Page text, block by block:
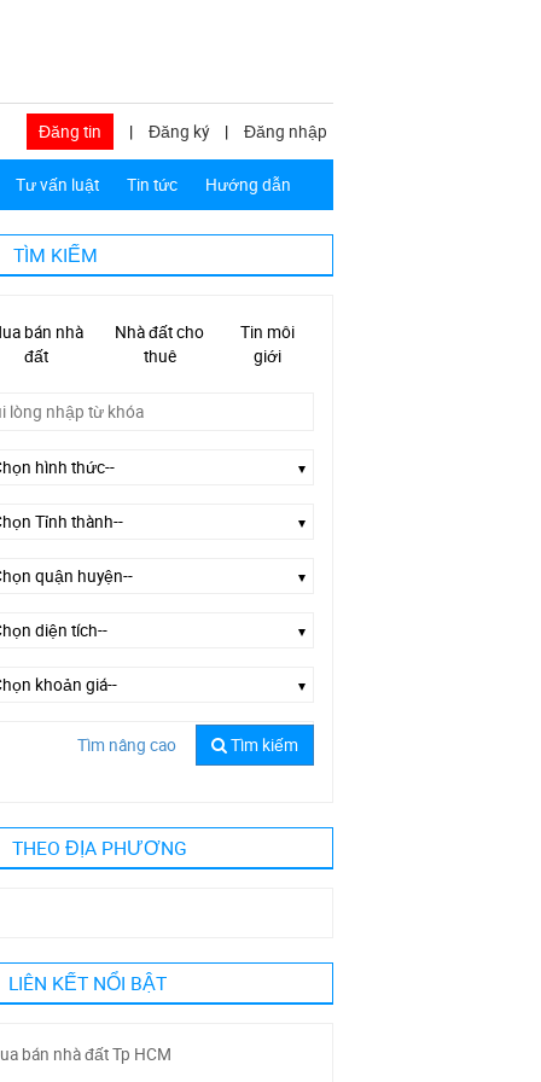
Đăng tin | Đăng ký | Đăng nhập
Tư vấn luật Tin tức Hướng dẫn
TÌM KIẾM
bán nhà
đất
Nhà đất cho
thuê
Tin môi
giới
Tìm nâng cao Tìm kiếm
THEO ĐỊA PHƯƠNG
LIÊN KẾT NỔI BẬT
bán nhà đất Tp HCM